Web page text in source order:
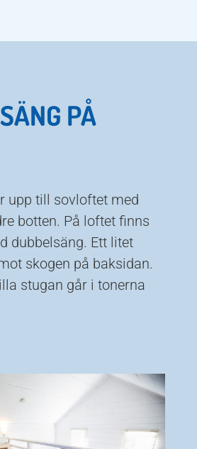
PÅ
upp till sovloftet med
botten. På loftet finns
dubbelsäng. Ett litet
skogen på baksidan.
stugan går i tonerna